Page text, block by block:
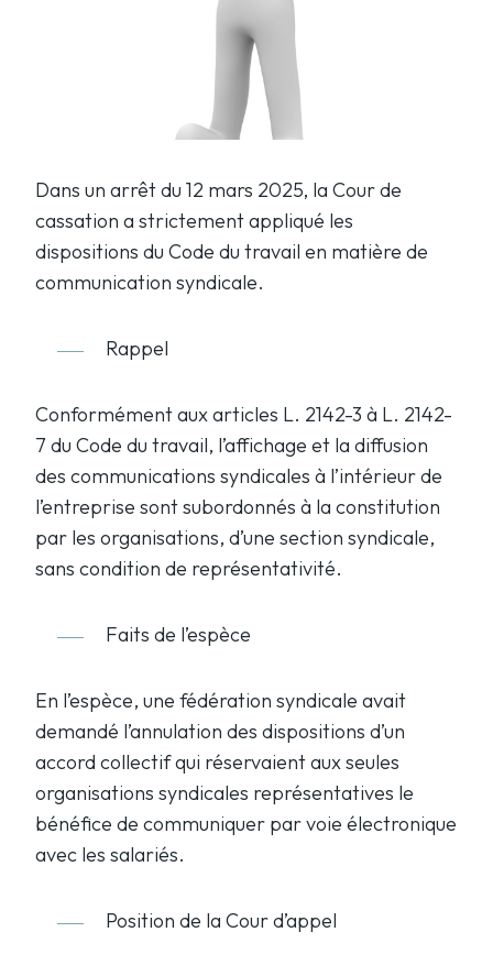
Dans un arrêt du 12 mars 2025, la Cour de
cassation a strictement appliqué les
dispositions du Code du travail en matière de
communication syndicale.
Rappel
Conformément aux articles L. 2142-3 à L. 2142-
7 du Code du travail, l’affichage et la diffusion
des communications syndicales à l’intérieur de
l’entreprise sont subordonnés à la constitution
par les organisations, d’une section syndicale,
sans condition de représentativité.
Faits de l’espèce
En l’espèce, une fédération syndicale avait
demandé l’annulation des dispositions d’un
accord collectif qui réservaient aux seules
organisations syndicales représentatives le
bénéfice de communiquer par voie électronique
avec les salariés.
Position de la Cour d’appel